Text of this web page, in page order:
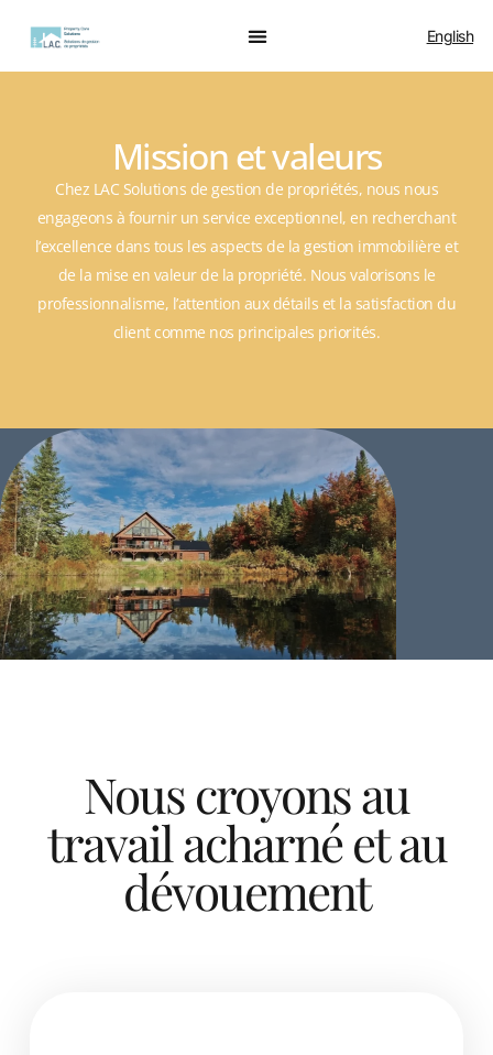
English
Mission et valeurs
Chez LAC Solutions de gestion de propriétés, nous nous
engageons à fournir un service exceptionnel, en recherchant
l’excellence dans tous les aspects de la gestion immobilière et
de la mise en valeur de la propriété. Nous valorisons le
professionnalisme, l’attention aux détails et la satisfaction du
client comme nos principales priorités.
Nous croyons au
travail acharné et au
dévouement